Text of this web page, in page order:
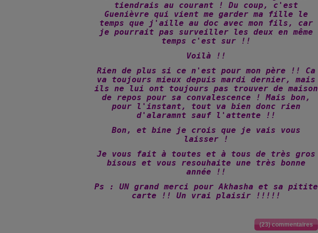
tiendrais au courant ! Du coup, c'est
Guenièvre qui vient me garder ma fille le
temps que j'aille au doc avec mon fils, car
je pourrait pas surveiller les deux en même
temps c'est sur !!
Voilà !!
Rien de plus si ce n'est pour mon père !! Ca
va toujours mieux depuis mardi dernier, mais
ils ne lui ont toujours pas trouver de maison
de repos pour sa convalescence ! Mais bon,
pour l'instant, tout va bien donc rien
d'alaramnt sauf l'attente !!
Bon, et bine je crois que je vais vous
laisser !
Je vous fait à toutes et à tous de très gros
bisous et vous resouhaite une très bonne
année !!
Ps : UN grand merci pour Akhasha et sa pitite
carte !! Un vrai plaisir !!!!!
(23) commentaires